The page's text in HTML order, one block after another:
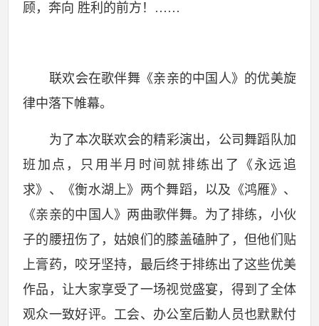
顾，奔向 胜利的前方！ ……
联欢会在歌伴舞《亲亲的中国人》的优美旋
律中落下帷幕。
为了本次联欢会的精彩演出，公司舞蹈队加
班加点，只用半月时间就排练出了《永远追
求》、《衡水湖上》两个舞蹈，以及《鸿雁》、
《亲亲的中国人》两曲歌伴舞。为了排练，小伙
子的腰扭伤了，姑娘们的膝盖磕肿了，但他们贴
上膏药，咬牙坚持，最后终于排练出了这些优美
作品，让大家享受了一场视觉盛宴，得到了全体
观众一致好评。工会、办公室后勤人员也默默付